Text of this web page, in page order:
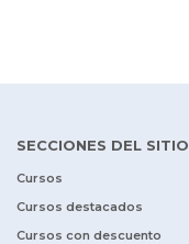
SECCIONES DEL SITIO
Cursos
Cursos destacados
Cursos con descuento